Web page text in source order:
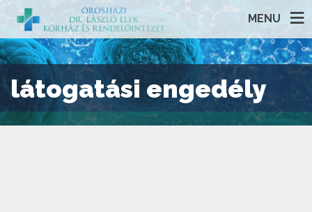
MENU
látogatási engedély